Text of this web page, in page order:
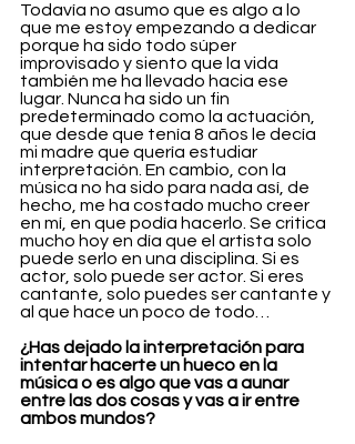
Todavía no asumo que es algo a lo
que me estoy empezando a dedicar
porque ha sido todo súper
improvisado y siento que la vida
también me ha llevado hacia ese
lugar. Nunca ha sido un fin
predeterminado como la actuación,
que desde que tenía 8 años le decía
mi madre que quería estudiar
interpretación. En cambio, con la
música no ha sido para nada así, de
hecho, me ha costado mucho creer
en mí, en que podía hacerlo. Se critica
mucho hoy en día que el artista solo
puede serlo en una disciplina. Si es
actor, solo puede ser actor. Si eres
cantante, solo puedes ser cantante y
al que hace un poco de todo…
¿Has dejado la interpretación para
intentar hacerte un hueco en la
música o es algo que vas a aunar
entre las dos cosas y vas a ir entre
ambos mundos?